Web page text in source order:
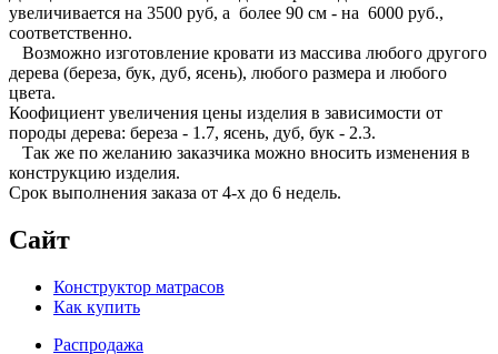
увеличивается на 3500 руб, а более 90 см - на 6000 руб.,
соответственно.
Возможно изготовление кровати из массива любого другого
дерева (береза, бук, дуб, ясень), любого размера и любого
цвета.
Коофициент увеличения цены изделия в зависимости от
породы дерева: береза - 1.7, ясень, дуб, бук - 2.3.
Так же по желанию заказчика можно вносить изменения в
конструкцию изделия.
Срок выполнения заказа от 4-х до 6 недель.
Сайт
Конструктор матрасов
Как купить
Распродажа